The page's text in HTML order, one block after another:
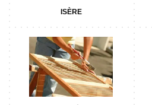
ISÈRE